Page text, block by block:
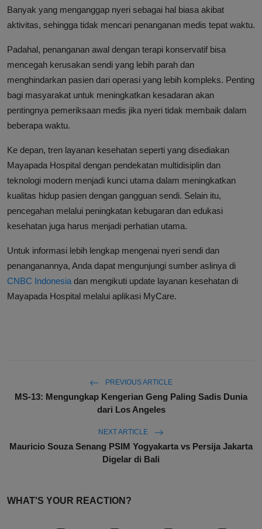
Banyak yang menganggap nyeri sebagai hal biasa akibat
aktivitas, sehingga tidak mencari penanganan medis tepat waktu.
Padahal, penanganan awal dengan terapi konservatif bisa
mencegah kerusakan sendi yang lebih parah dan
menghindarkan pasien dari operasi yang lebih kompleks. Penting
bagi masyarakat untuk meningkatkan kesadaran akan
pentingnya pemeriksaan medis jika nyeri tidak membaik dalam
beberapa waktu.
Ke depan, tren layanan kesehatan seperti yang disediakan
Mayapada Hospital dengan pendekatan multidisiplin dan
teknologi modern menjadi kunci utama dalam meningkatkan
kualitas hidup pasien dengan gangguan sendi. Selain itu,
pencegahan melalui peningkatan kebugaran dan edukasi
kesehatan juga harus menjadi perhatian utama.
Untuk informasi lebih lengkap mengenai nyeri sendi dan
penanganannya, Anda dapat mengunjungi sumber aslinya di
CNBC Indonesia dan mengikuti update layanan kesehatan di
Mayapada Hospital melalui aplikasi MyCare.
PREVIOUS ARTICLE
MS-13: Mengungkap Kengerian Geng Paling Sadis Dunia
dari Los Angeles
NEXT ARTICLE
Mauricio Souza Senang PSIM Yogyakarta vs Persija Jakarta
Digelar di Bali
WHAT'S YOUR REACTION?